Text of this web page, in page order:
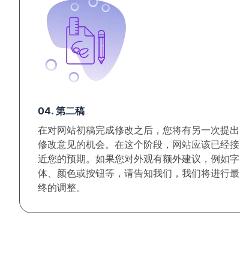
04. 第二稿
在对网站初稿完成修改之后，您将有另一次提出
修改意见的机会。在这个阶段，网站应该已经接
近您的预期。如果您对外观有额外建议，例如字
体、颜色或按钮等，请告知我们，我们将进行最
终的调整。